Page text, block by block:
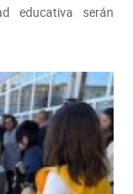
educativa serán